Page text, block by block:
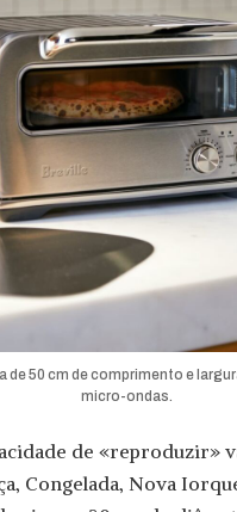
50 cm de comprimento e
micro-ondas.
de «reproduzir»
Congelada, Nova